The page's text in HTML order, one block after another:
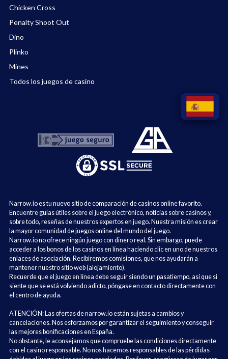
Chicken Cross
Penalty Shoot Out
Dino
Plinko
Mines
Todos los juegos de casino
Narrow.io es tu nuevo sitio de comparación de casinos online favorito.
Encuentre guías útiles sobre el juego electrónico, noticias sobre casinos y,
sobre todo, reseñas de nuestros expertos en juego. Nuestra misión es crear
la mayor comunidad de juegos online del mundo del juego.
Narrow.io no ofrece ningún juego con dinero real. Sin embargo, puede
acceder a los bonos de los casinos en línea haciendo clic en uno de nuestros
enlaces de asociación. Recibiremos comisiones, que nos ayudarán a
mantener nuestro sitio web (alojamiento).
Recuerde que el juego en línea debe seguir siendo un pasatiempo, así que si
siente que se está volviendo adicto, póngase en contacto directamente con
el centro de ayuda.
ATENCIÓN: Las ofertas de narrow.io están sujetas a cambios y
cancelaciones. Nos esforzamos por garantizar el seguimiento y conseguir
las mejores bonificaciones en España.
No obstante, le aconsejamos que compruebe las condiciones directamente
con el casino responsable. No nos hacemos responsables de las pérdidas